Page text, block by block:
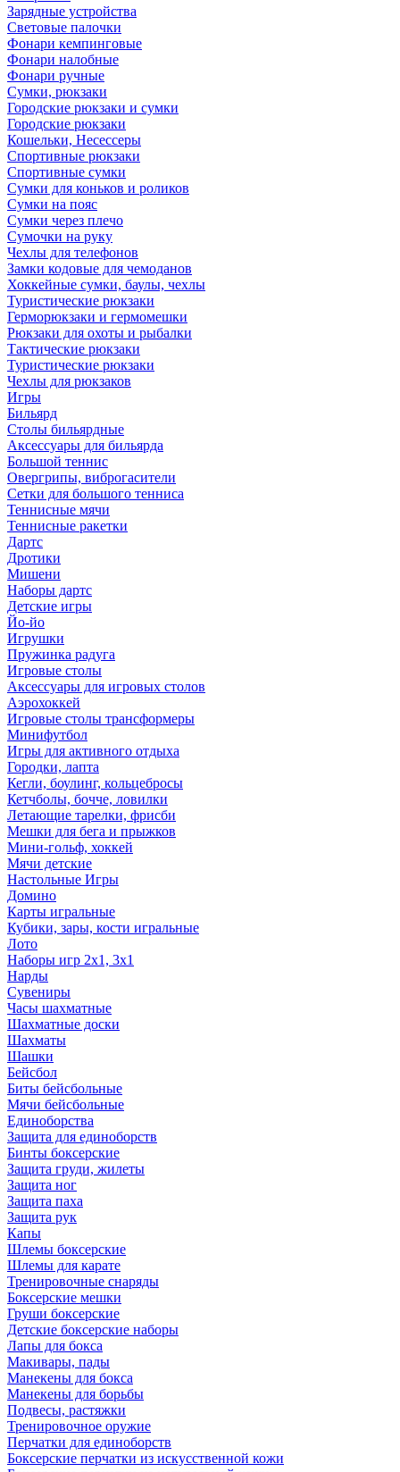
Зарядные устройства
Световые палочки
Фонари кемпинговые
Фонари налобные
Фонари ручные
Сумки, рюкзаки
Городские рюкзаки и сумки
Городские рюкзаки
Кошельки, Несессеры
Спортивные рюкзаки
Спортивные сумки
Сумки для коньков и роликов
Сумки на пояс
Сумки через плечо
Сумочки на руку
Чехлы для телефонов
Замки кодовые для чемоданов
Хоккейные сумки, баулы, чехлы
Туристические рюкзаки
Герморюкзаки и гермомешки
Рюкзаки для охоты и рыбалки
Тактические рюкзаки
Туристические рюкзаки
Чехлы для рюкзаков
Игры
Бильярд
Столы бильярдные
Аксессуары для бильярда
Большой теннис
Овергрипы, виброгасители
Сетки для большого тенниса
Теннисные мячи
Теннисные ракетки
Дартс
Дротики
Мишени
Наборы дартс
Детские игры
Йо-йо
Игрушки
Пружинка радуга
Игровые столы
Аксессуары для игровых столов
Аэрохоккей
Игровые столы трансформеры
Минифутбол
Игры для активного отдыха
Городки, лапта
Кегли, боулинг, кольцебросы
Кетчболы, бочче, ловилки
Летающие тарелки, фрисби
Мешки для бега и прыжков
Мини-гольф, хоккей
Мячи детские
Настольные Игры
Домино
Карты игральные
Кубики, зары, кости игральные
Лото
Наборы игр 2х1, 3х1
Нарды
Сувениры
Часы шахматные
Шахматные доски
Шахматы
Шашки
Бейсбол
Биты бейсбольные
Мячи бейсбольные
Единоборства
Защита для единоборств
Бинты боксерские
Защита груди, жилеты
Защита ног
Защита паха
Защита рук
Капы
Шлемы боксерские
Шлемы для карате
Тренировочные снаряды
Боксерские мешки
Груши боксерские
Детские боксерские наборы
Лапы для бокса
Макивары, пады
Манекены для бокса
Манекены для борьбы
Подвесы, растяжки
Тренировочное оружие
Перчатки для единоборств
Боксерские перчатки из искусственной кожи